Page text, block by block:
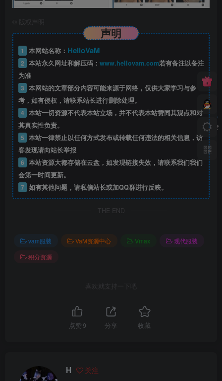
版权声明
声明
1 本网站名称： HelloVaM
2 本站永久网址和解压码： www.hellovam.com若有备注以备注
为准
3 本网站的文章部分内容可能来源于网络，仅供大家学习与参
考，如有侵权，请联系站长进行删除处理。
4 本站一切资源不代表本站立场，并不代表本站赞同其观点和对
其真实性负责。
5 本站一律禁止以任何方式发布或转载任何违法的相关信息，访
客发现请向站长举报
6 本站资源大都存储在云盘，如发现链接失效，请联系我们我们
会第一时间更新。
7 如有其他问题，请私信站长或加QQ群进行反映。
THE END
vam服装 VaM资源中心 Vmax
现代服装
积分资源
喜欢就支持一下吧
点赞 9 分享 收藏
H 关注